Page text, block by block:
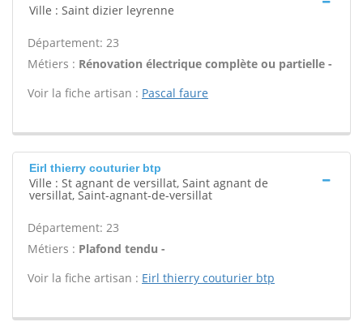
Ville : Saint dizier leyrenne
Département: 23
Métiers : Rénovation électrique complète ou partielle -
Voir la fiche artisan : Pascal faure
Eirl thierry couturier btp
Ville : St agnant de versillat, Saint agnant de
versillat, Saint-agnant-de-versillat
Département: 23
Métiers : Plafond tendu -
Voir la fiche artisan : Eirl thierry couturier btp